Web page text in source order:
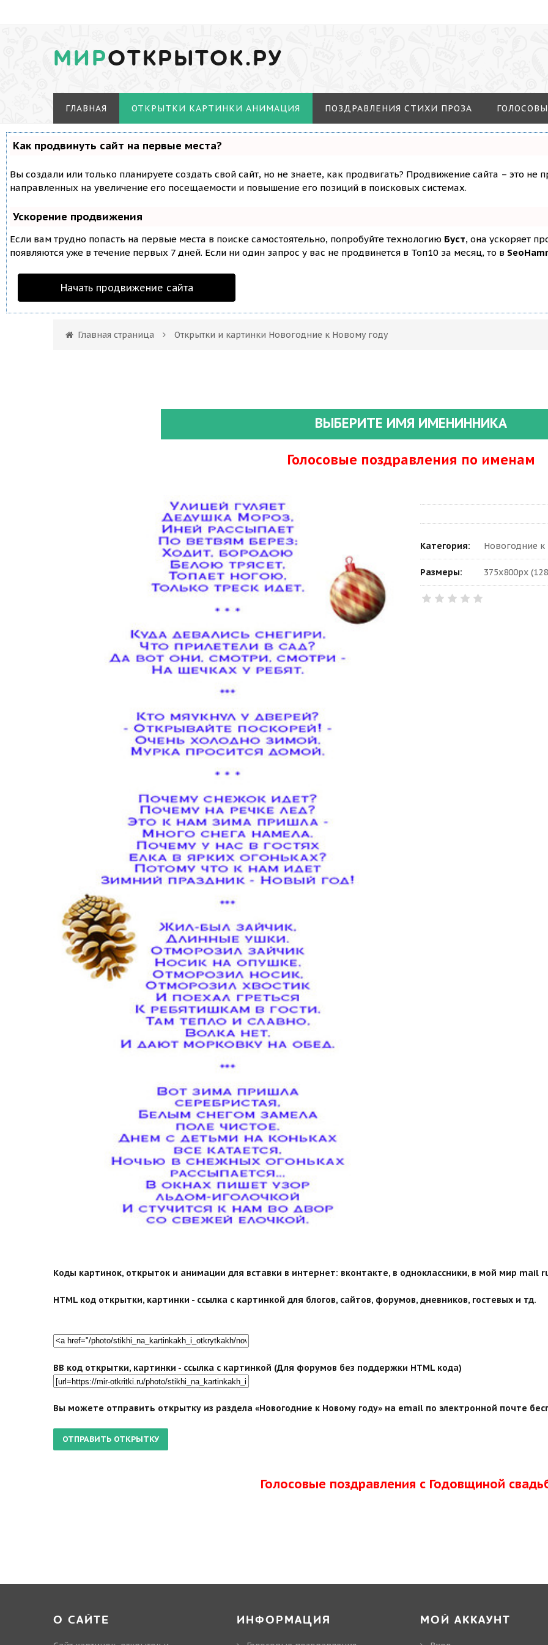
МИРОТКРЫТОК.РУ
ГЛАВНАЯ ОТКРЫТКИ КАРТИНКИ АНИМАЦИЯ ПОЗДРАВЛЕНИЯ СТИХИ ПРОЗА
Как продвинуть сайт на первые места?
Вы создали или только планируете создать свой сайт, но не знаете, как продвигать? Продвижение сайта – это
направленных на увеличение его посещаемости и повышение его позиций в поисковых системах.
Ускорение продвижения
Если вам трудно попасть на первые места в поиске самостоятельно, попробуйте технологию Буст, она ускоряет
появляются уже в течение первых 7 дней. Если ни один запрос у вас не продвинется в Топ10 за месяц, то в
Начать продвижение сайта
Главная страница Открытки и картинки Новогодние к Новому году
ВЫБЕРИТЕ ИМЯ ИМЕНИННИКА
Голосовые поздравления по именам
Категория: Новогодние к
Размеры: 375x800px
Коды картинок, открыток и анимации для вставки в интернет: вконтакте, в одноклассники, в мой мир mail
HTML код открытки, картинки - ссылка с картинкой для блогов, сайтов, форумов, дневников, гостевых и тд.
BB код открытки, картинки - ссылка с картинкой (Для форумов без поддержки HTML кода)
Вы можете отправить открытку из раздела «Новогодние к Новому году» на email по электронной почте
Голосовые поздравления с Годовщиной
О САЙТЕ ИНФОРМАЦИЯ МОЙ АККАУНТ